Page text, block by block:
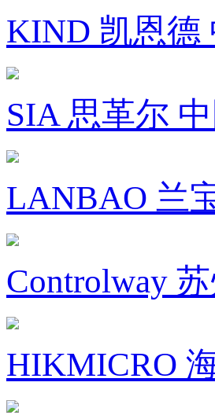
KIND 凯恩德
SIA 思革尔 中
LANBAO 兰
Controlway
HIKMICRO